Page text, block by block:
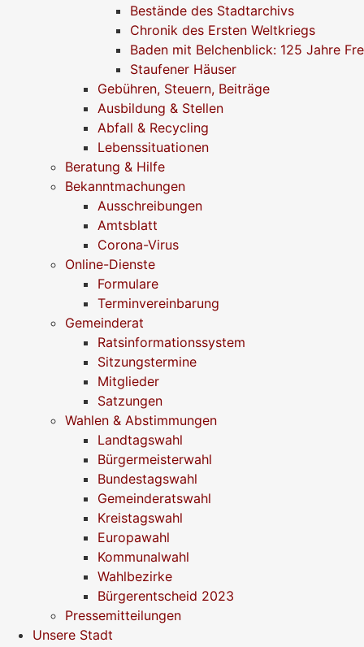
Bestände des Stadtarchivs
Chronik des Ersten Weltkriegs
Baden mit Belchenblick: 125 Jahre
Staufener Häuser
Gebühren, Steuern, Beiträge
Ausbildung & Stellen
Abfall & Recycling
Lebenssituationen
Beratung & Hilfe
Bekanntmachungen
Ausschreibungen
Amtsblatt
Corona-Virus
Online-Dienste
Formulare
Terminvereinbarung
Gemeinderat
Ratsinformationssystem
Sitzungstermine
Mitglieder
Satzungen
Wahlen & Abstimmungen
Landtagswahl
Bürgermeisterwahl
Bundestagswahl
Gemeinderatswahl
Kreistagswahl
Europawahl
Kommunalwahl
Wahlbezirke
Bürgerentscheid 2023
Pressemitteilungen
Unsere Stadt